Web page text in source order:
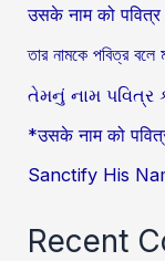
उसके नाम को
তার নামকে পবিত্র বলে
તેમનું નામ પવિત્ર
*उसके नाम को
Sanctify His
Recent